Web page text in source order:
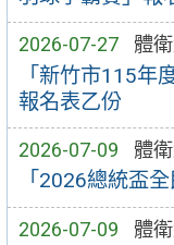
2026-07-27 體
「新竹市115年
報名表乙份
2026-07-09 體
「2026總統盃
2026-07-09 體